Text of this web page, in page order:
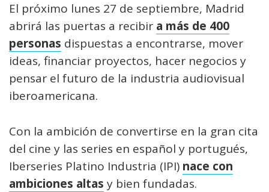
El próximo lunes 27 de septiembre, Madrid
abrirá las puertas a recibir a más de 400
personas dispuestas a encontrarse, mover
ideas, financiar proyectos, hacer negocios y
pensar el futuro de la industria audiovisual
iberoamericana.
Con la ambición de convertirse en la gran cita
del cine y las series en español y portugués,
Iberseries Platino Industria (IPI) nace con
ambiciones altas y bien fundadas.